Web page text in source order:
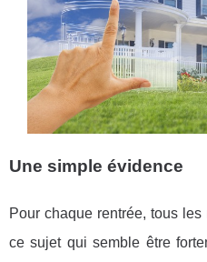
Une simple évidence
Pour chaque rentrée, tous
ce sujet qui semble être